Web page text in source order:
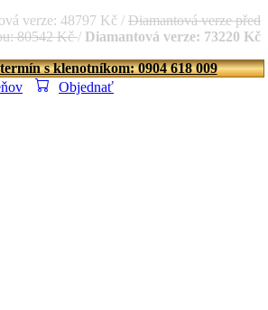
verze: 48797 Kč / Diamantová verze před
80542 Kč/ Diamantová verze: 73220 Kč
s klenotníkom: 0904 618 009
Objednať